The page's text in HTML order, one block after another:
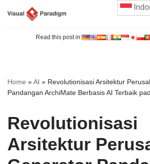
Read this post in:
Home »AI » Revolutionisasi Arsitektur
Pandangan ArchiMate Berbasis AI Terbaik
Revolutionisasi
Arsitektur